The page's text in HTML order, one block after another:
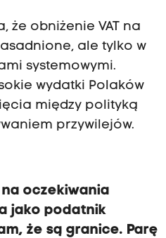
że obniżenie VAT na
ale tylko w
systemowymi.
wydatki Polaków
między polityką
przywilejów.
oczekiwania
jako podatnik
że są granice. Parę